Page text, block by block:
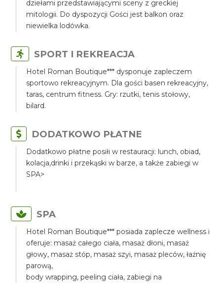
dziełami przedstawiającymi sceny z greckiej
mitologii. Do dyspozycji Gości jest balkon oraz
niewielka lodówka.
SPORT I REKREACJA
Hotel Roman Boutique*** dysponuje zapleczem
sportowo rekreacyjnym. Dla gości basen rekreacyjny,
taras, centrum fitness. Gry: rzutki, tenis stołowy,
bilard.
DODATKOWO PŁATNE
Dodatkowo płatne posiłi w restauracji: lunch, obiad,
kolacja,drinki i przekąski w barze, a także zabiegi w
SPA>
SPA
Hotel Roman Boutique*** posiada zaplecze wellness i
oferuje: masaż całego ciała, masaż dłoni, masaż
głowy, masaż stóp, masaż szyi, masaż pleców, łaźnię
parową,
body wrapping, peeling ciała, zabiegi na